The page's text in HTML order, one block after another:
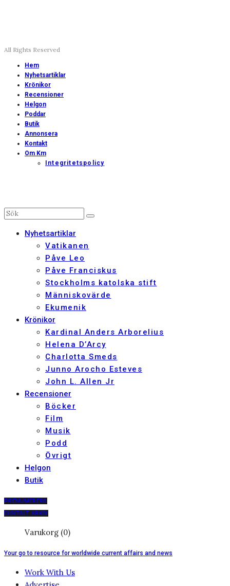
All Rights Reserved
Hem
Nyhetsartiklar
Krönikor
Recensioner
Helgon
Poddar
Butik
Annonsera
Kontakt
Om Km
Integritetspolicy
Nyhetsartiklar
Vatikanen
Påve Leo
Påve Franciskus
Stockholms katolska stift
Människovärde
Ekumenik
Krönikor
Kardinal Anders Arborelius
Helena D’Arcy
Charlotta Smeds
Junno Arocho Esteves
John L. Allen Jr
Recensioner
Böcker
Film
Musik
Podd
Övrigt
Helgon
Butik
PRENUMERERA
DIGITALT ARKIV
Varukorg (0)
Your go to resource for worldwide current affairs and news
Work With Us